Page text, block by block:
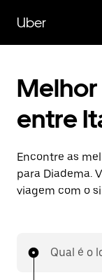
para
conteúdo
Uber
entre
Encontre as
para Diadema.
viagem com o
Qual é o